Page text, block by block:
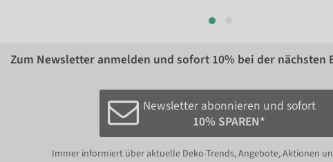
Zum Newsletter anmelden und sofort 10% bei der nächsten
Newsletter abonnieren und sofort
10% SPAREN*
Immer informiert über aktuelle Deko-Trends, Angebote, Aktionen